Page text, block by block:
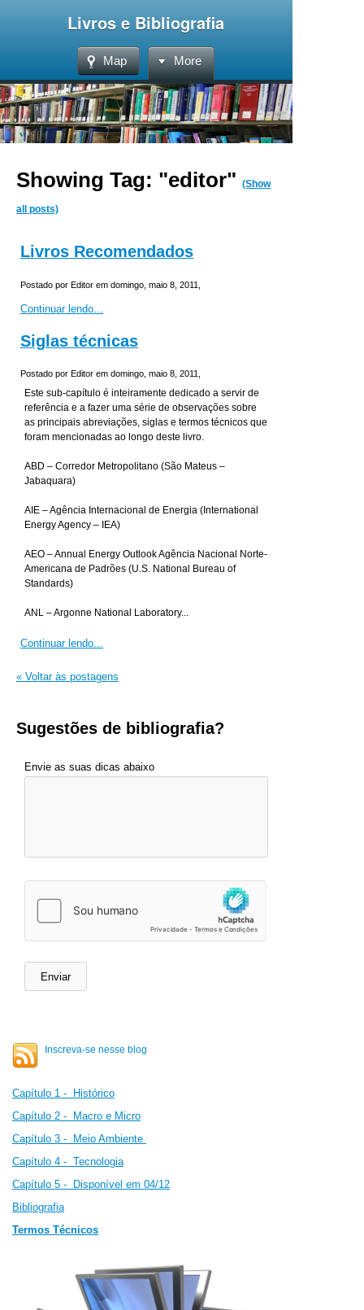
Livros e Bibliografia
Map More
Showing Tag: "editor" (Show
all posts)
Livros Recomendados
Postado por Editor em domingo, maio 8, 2011,
Continuar lendo...
Siglas técnicas
Postado por Editor em domingo, maio 8, 2011,
Este sub-capítulo é inteiramente dedicado a servir de
referência e a fazer uma série de observações sobre
as principais abreviações, siglas e termos técnicos que
foram mencionadas ao longo deste livro.
ABD – Corredor Metropolitano (São Mateus –
Jabaquara)
AIE – Agência Internacional de Energia (International
Energy Agency – IEA)
AEO – Annual Energy Outlook Agência Nacional Norte-
Americana de Padrões (U.S. National Bureau of
Standards)
ANL – Argonne National Laboratory...
Continuar lendo...
« Voltar às postagens
Sugestões de bibliografia?
Envie as suas dicas abaixo
Inscreva-se nesse blog
Capítulo 1 - Histórico
Capítulo 2 -
Macro e Micro
Capítulo 3 - Meio Ambiente
Capítulo 4 - Tecnologia
Capítulo 5 - Disponível em 04/12
Bibliografia
Termos Técnicos